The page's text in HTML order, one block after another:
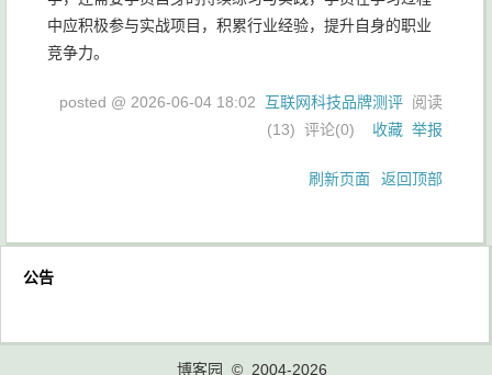
中应积极参与实战项目，积累行业经验，提升自身的职业
竞争力。
posted @ 2026-06-04 18:02 互联网科技品牌测评 阅读
(13) 评论(0) 收藏 举报
刷新页面 返回顶部
公告
博客园 © 2004-2026